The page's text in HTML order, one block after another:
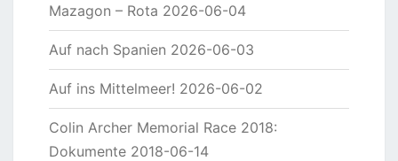
Mazagon – Rota 2026-06-04
Auf nach Spanien 2026-06-03
Auf ins Mittelmeer! 2026-06-02
Colin Archer Memorial Race 2018:
Dokumente 2018-06-14